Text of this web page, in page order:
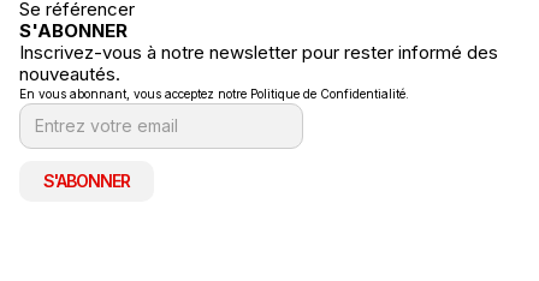
Se référencer
S'ABONNER
Inscrivez-vous à notre newsletter pour rester informé des
nouveautés.
En vous abonnant, vous acceptez notre Politique de Confidentialité.